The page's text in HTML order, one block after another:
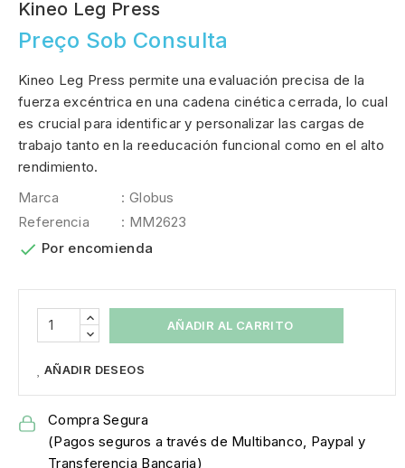
Kineo Leg Press
Preço Sob Consulta
Kineo Leg Press permite una evaluación precisa de la
fuerza excéntrica en una cadena cinética cerrada, lo cual
es crucial para identificar y personalizar las cargas de
trabajo tanto en la reeducación funcional como en el alto
rendimiento.
Marca
: Globus
Referencia
: MM2623
 Por encomienda
AÑADIR AL CARRITO
AÑADIR DESEOS
Compra Segura
(Pagos seguros a través de Multibanco, Paypal y
Transferencia Bancaria)